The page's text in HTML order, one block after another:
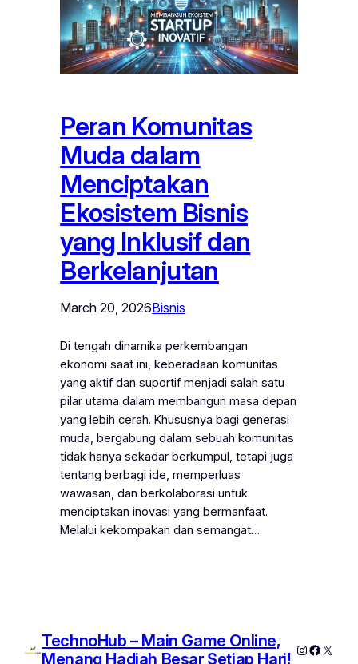
Peran Komunitas
Muda dalam
Menciptakan
Ekosistem Bisnis
yang Inklusif dan
Berkelanjutan
March 20, 2026Bisnis
Di tengah dinamika perkembangan
ekonomi saat ini, keberadaan komunitas
yang aktif dan suportif menjadi salah satu
pilar utama dalam membangun masa depan
yang lebih cerah. Khususnya bagi generasi
muda, bergabung dalam sebuah komunitas
tidak hanya sekadar berkumpul, tetapi juga
tentang berbagi ide, memperluas
wawasan, dan berkolaborasi untuk
menciptakan inovasi yang bermanfaat.
Melalui kekompakan dan semangat…
TechnoHub – Main Game Online,
Menang Hadiah Besar Setiap Hari!
Instagram
X